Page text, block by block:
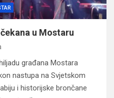
u Mostaru
građana Mostara
nastupa na Svjetskom
i historijske brončane